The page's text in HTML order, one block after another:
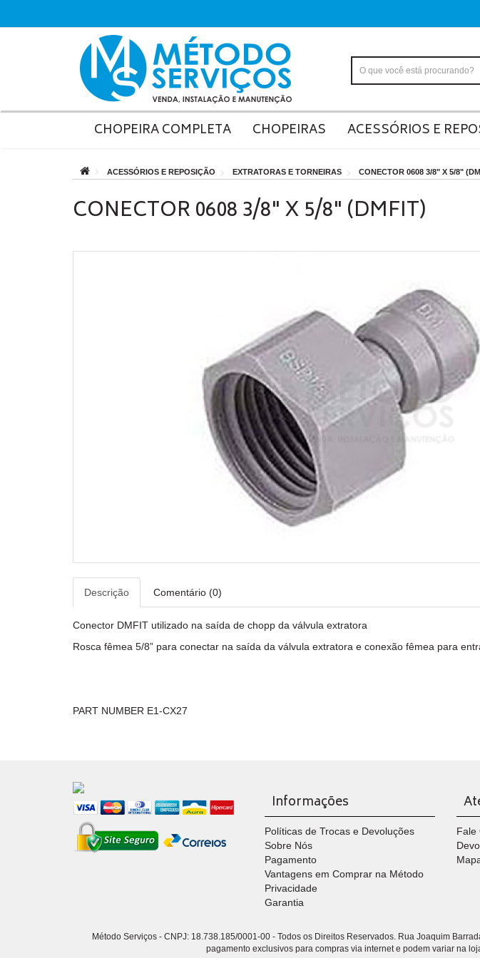
CHOPEIRA COMPLETA CHOPEIRAS ACESSÓRIOS E
ACESSÓRIOS E REPOSIÇÃO EXTRATORAS E TORNEIRAS CONECTOR 0608 3/8" X 5/8"
CONECTOR 0608 3/8" X 5/8" (DMFIT)
Descrição Comentário (0)
Conector DMFIT utilizado na saída de chopp da válvula extratora
Rosca fêmea 5/8” para conectar na saída da válvula extratora e conexão fêmea para
PART NUMBER E1-CX27
Informações
Políticas de Trocas e Devoluções
Sobre Nós
Pagamento
Vantagens em Comprar na Método
Privacidade
Garantia
Fale
Método Serviços - CNPJ: 18.738.185/0001-00 - Todos os Direitos Reservados. Rua Joaquim
pagamento exclusivos para compras via internet e podem variar na